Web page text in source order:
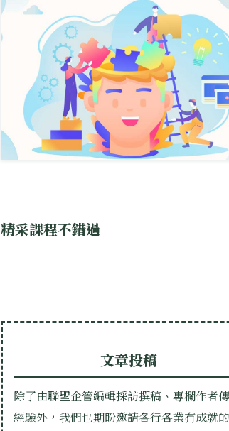
精采課程不錯過
文章投稿
除了由聯聖企管編輯採訪撰稿、專欄作者
經驗外，我們也期盼邀請各行各業有成就